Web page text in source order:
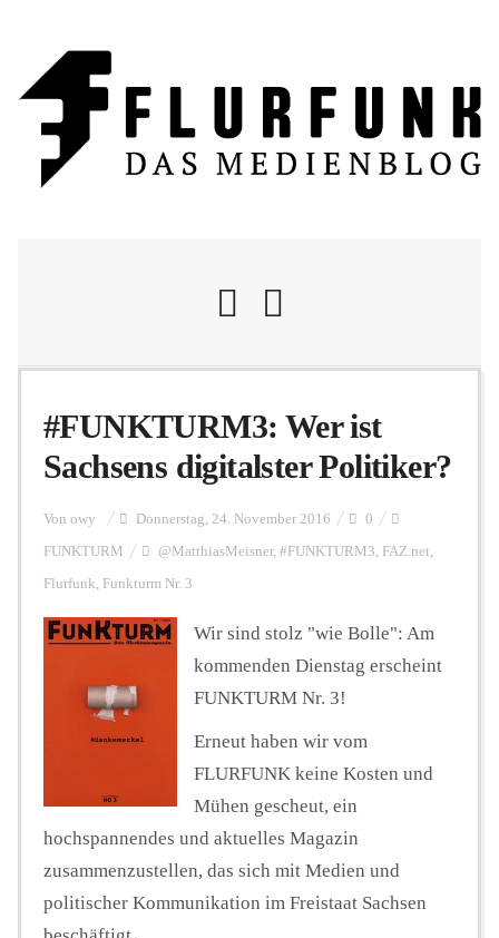
Flurschelte
Personalien
Hintergrund
FUNKTURM-Beiträge
Podcast
Seminare
#FUNKTURM3: Wer ist
Sachsens digitalster Politiker?
Von owy Donnerstag, 24. November 2016 0
FUNKTURM @MatthiasMeisner, #FUNKTURM3, FAZ.net,
Flurfunk, Funkturm Nr. 3
Wir sind stolz "wie Bolle": Am
kommenden Dienstag erscheint
FUNKTURM Nr. 3!
Erneut haben wir vom
FLURFUNK keine Kosten und
Mühen gescheut, ein
hochspannendes und aktuelles Magazin
zusammenzustellen, das sich mit Medien und
politischer Kommunikation im Freistaat Sachsen